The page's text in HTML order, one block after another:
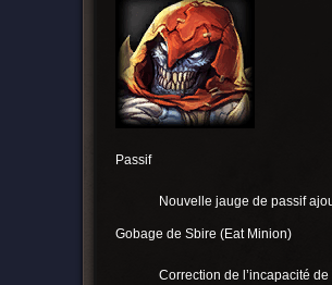
Passif
Nouvelle jauge de passif
Gobage de Sbire (Eat Minion)
Correction de l’incapacité de